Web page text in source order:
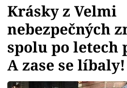
Témata
Showbyznys
Youtubeři
Krásky z Velmi
nebezpečných
spolu po letech
A zase se líbaly!